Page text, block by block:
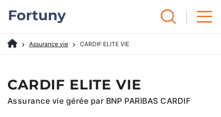
Assurance vie CARDIF ELITE VIE
CARDIF ELITE VIE
Assurance vie gérée par BNP PARIBAS CARDIF